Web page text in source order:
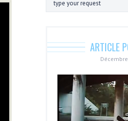
ARTICLE